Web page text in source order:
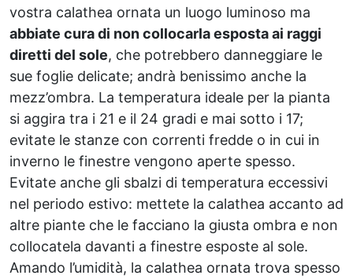
vostra calathea ornata un luogo luminoso ma
abbiate cura di non collocarla esposta ai raggi
diretti del sole, che potrebbero danneggiare le
sue foglie delicate; andrà benissimo anche la
mezz’ombra. La temperatura ideale per la pianta
si aggira tra i 21 e il 24 gradi e mai sotto i 17;
evitate le stanze con correnti fredde o in cui in
inverno le finestre vengono aperte spesso.
Evitate anche gli sbalzi di temperatura eccessivi
nel periodo estivo: mettete la calathea accanto ad
altre piante che le facciano la giusta ombra e non
collocatela davanti a finestre esposte al sole.
Amando l’umidità, la calathea ornata trova spesso